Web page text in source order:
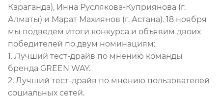
Караганда), Инна Руслякова-Куприянова (г.
Алматы) и Марат Махиянов (г. Астана). 18 ноября
мы подведем итоги конкурса и объявим двоих
победителей по двум номинациям:
1. Лучший тест-драйв по мнению команды
бренда GREEN WAY.
2. Лучший тест-драйв по мнению пользователей
социальных сетей.